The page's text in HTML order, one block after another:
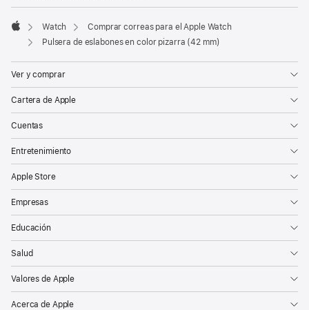
Apple
Watch
Comprar correas para el Apple Watch
Pulsera de eslabones en color pizarra (42 mm)
Ver y comprar
Cartera de Apple
Cuentas
Entretenimiento
Apple Store
Empresas
Educación
Salud
Valores de Apple
Acerca de Apple